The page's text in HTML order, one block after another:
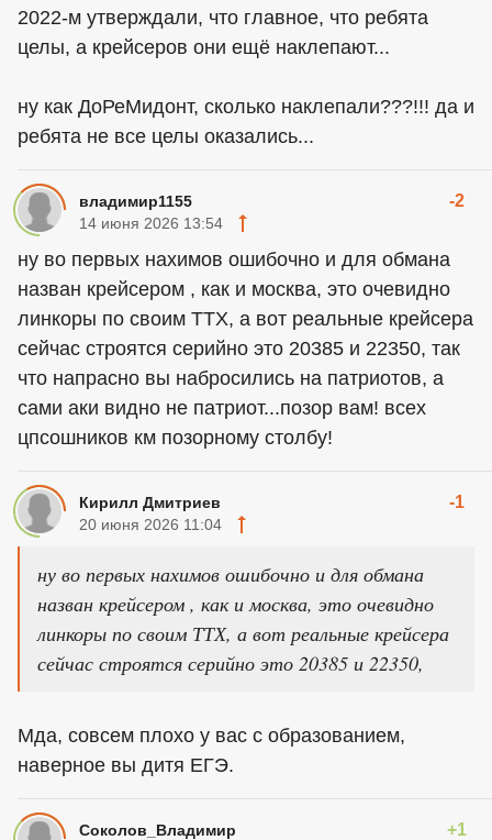
2022-м утверждали, что главное, что ребята
целы, а крейсеров они ещё наклепают...
ну как ДоРеМидонт, сколько наклепали???!!! да и
ребята не все целы оказались...
владимир1155 -2
14 июня 2026 13:54
ну во первых нахимов ошибочно и для обмана
назван крейсером , как и москва, это очевидно
линкоры по своим ТТХ, а вот реальные крейсера
сейчас строятся серийно это 20385 и 22350, так
что напрасно вы набросились на патриотов, а
сами аки видно не патриот...позор вам! всех
цпсошников км позорному столбу!
Кирилл Дмитриев -1
20 июня 2026 11:04
ну во первых нахимов ошибочно и для обмана
назван крейсером , как и москва, это очевидно
линкоры по своим ТТХ, а вот реальные крейсера
сейчас строятся серийно это 20385 и 22350,
Мда, совсем плохо у вас с образованием,
наверное вы дитя ЕГЭ.
Соколов_Владимир +1